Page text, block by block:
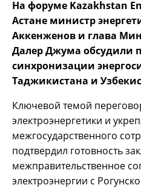
На форуме Kazakhstan
Астане министр
Аккенженов и глава
Далер Джума обсудили
синхронизации
Таджикистана и
Ключевой темой
электроэнергетики и
межгосударственного
подтвердил готовность
межправительственное
электроэнергии с